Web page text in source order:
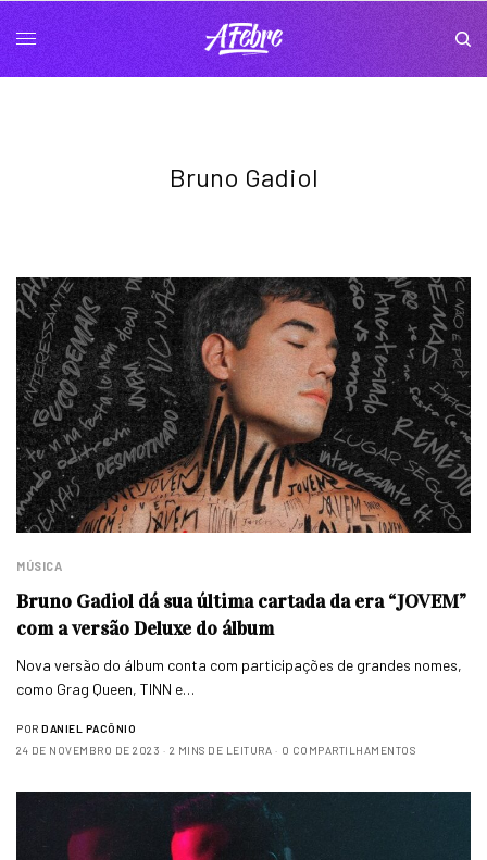
Bruno Gadiol
MÚSICA
Bruno Gadiol dá sua última cartada da era “JOVEM”
com a versão Deluxe do álbum
Nova versão do álbum conta com participações de grandes nomes,
como Grag Queen, TINN e…
POR DANIEL PACÔNIO
24 DE NOVEMBRO DE 2023
2 MINS DE LEITURA 0 COMPARTILHAMENTOS